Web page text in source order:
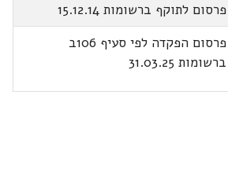
פרסום לתוקף ברשומות 15.12.14
פרסום הפקדה לפי סעיף 106ב
ברשומות 31.03.25